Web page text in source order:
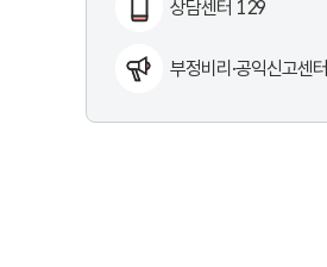
상담센터 129
부정비리·공익신고센터